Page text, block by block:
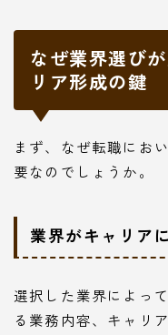
なぜ業界選び
リア形成の鍵
まず、なぜ転職にお
要なのでしょうか。
業界がキャリア
選択した業界によっ
る業務内容、キャリ